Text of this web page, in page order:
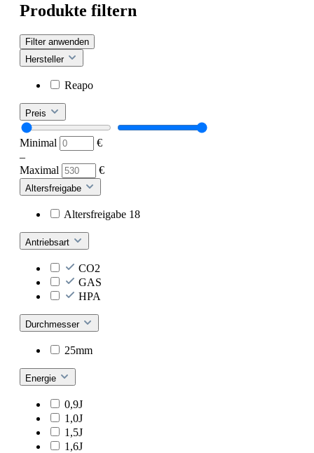
Produkte filtern
Filter anwenden
Hersteller
Reapo
Preis
Minimal
€
–
Maximal
€
Altersfreigabe
Altersfreigabe 18
Antriebsart
CO2
GAS
HPA
Durchmesser
25mm
Energie
0,9J
1,0J
1,5J
1,6J